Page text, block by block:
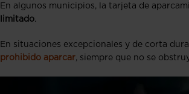
En algunos municipios, la tarjeta de
limitado.
En situaciones excepcionales y de corta
prohibido aparcar, siempre que no se